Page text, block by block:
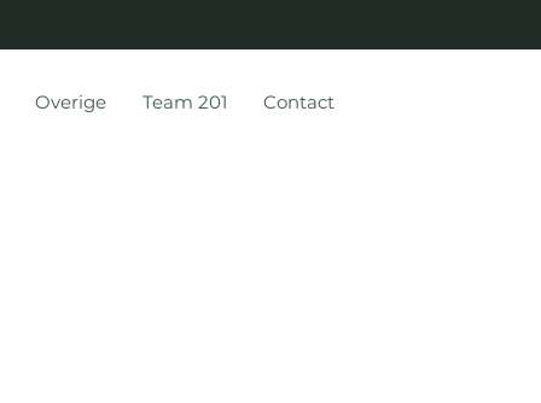
Overige Team 201 Contact